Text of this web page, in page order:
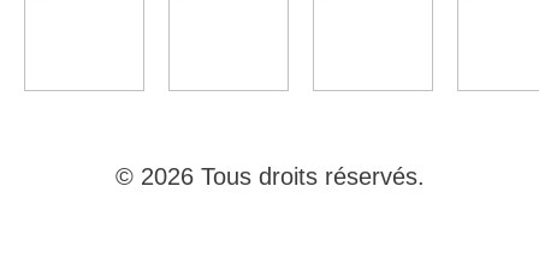
© 2026 Tous droits réservés.